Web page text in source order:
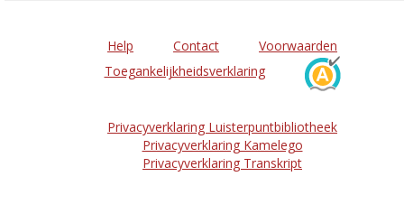
Help Contact
Voorwaarden
Toegankelijkheidsverklaring
Privacyverklaring Luisterpuntbibliotheek
Privacyverklaring Kamelego
Privacyverklaring Transkript